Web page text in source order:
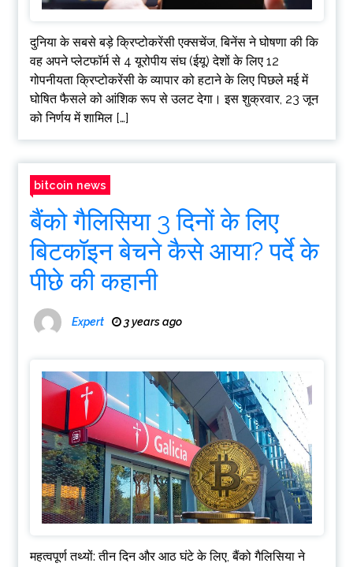
दुनिया के सबसे बड़े क्रिप्टोकरेंसी एक्सचेंज, बिनेंस ने घोषणा की कि
वह अपने प्लेटफॉर्म से 4 यूरोपीय संघ (ईयू) देशों के लिए 12
गोपनीयता क्रिप्टोकरेंसी के व्यापार को हटाने के लिए पिछले मई में
घोषित फैसले को आंशिक रूप से उलट देगा। इस शुक्रवार, 23 जून
को निर्णय में शामिल […]
bitcoin news
बैंको गैलिसिया 3 दिनों के लिए
बिटकॉइन बेचने कैसे आया? पर्दे के
पीछे की कहानी
Expert 3 years ago
महत्वपूर्ण तथ्यों: तीन दिन और आठ घंटे के लिए, बैंको गैलिसिया ने